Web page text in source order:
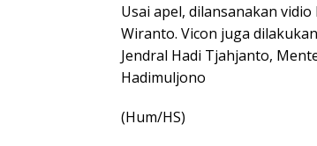
Usai apel, dilansanakan
Wiranto. Vicon juga
Jendral Hadi Tjahjanto,
Hadimuljono
(Hum/HS)